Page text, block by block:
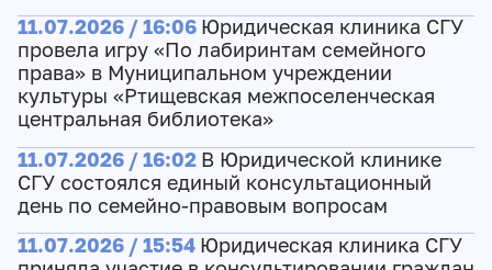
11.07.2026 / 16:06 Юридическая клиника СГУ
провела игру «По лабиринтам семейного
права» в Муниципальном учреждении
культуры «Ртищевская межпоселенческая
центральная библиотека»
11.07.2026 / 16:02 В Юридической клинике
СГУ состоялся единый консультационный
день по семейно-правовым вопросам
11.07.2026 / 15:54 Юридическая клиника СГУ